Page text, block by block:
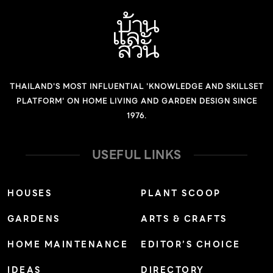
THAILAND'S MOST INFLUENTIAL 'KNOWLEDGE AND SKILLSET
PLATFORM' ON HOME LIVING AND GARDEN DESIGN SINCE
1976.
USEFUL LINKS
HOUSES
GARDENS
HOME MAINTENANCE
IDEAS
PLANT SCOOP
ARTS & CRAFTS
EDITOR’S CHOICE
DIRECTORY